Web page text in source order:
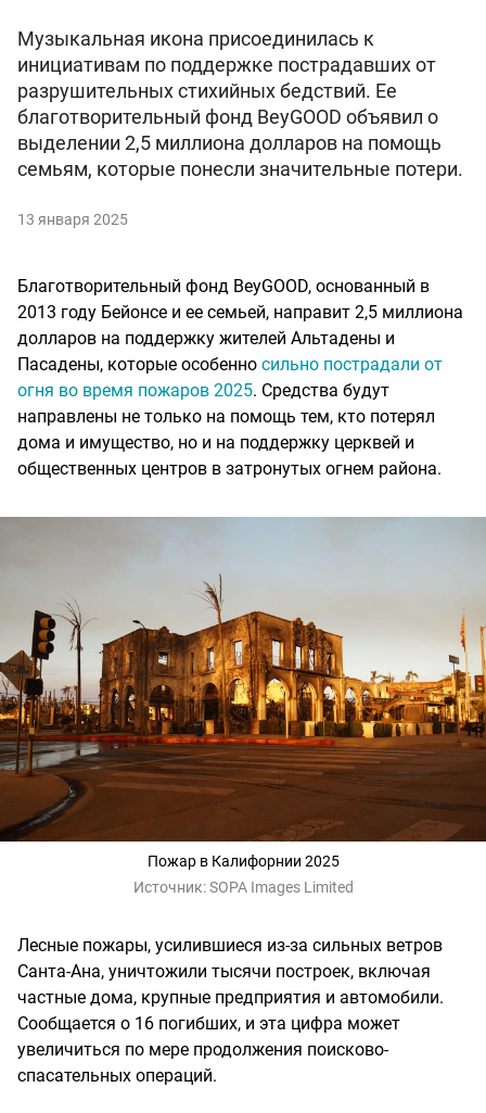
Музыкальная икона присоединилась к
инициативам по поддержке пострадавших от
разрушительных стихийных бедствий. Ее
благотворительный фонд BeyGOOD объявил о
выделении 2,5 миллиона долларов на помощь
семьям, которые понесли значительные потери.
13 января 2025
Благотворительный фонд BeyGOOD, основанный в
2013 году Бейонсе и ее семьей, направит 2,5 миллиона
долларов на поддержку жителей Альтадены и
Пасадены, которые особенно сильно пострадали от
огня во время пожаров 2025. Средства будут
направлены не только на помощь тем, кто потерял
дома и имущество, но и на поддержку церквей и
общественных центров в затронутых огнем района.
Пожар в Калифорнии 2025
Источник:SOPA Images Limited
Лесные пожары, усилившиеся из-за сильных ветров
Санта-Ана, уничтожили тысячи построек, включая
частные дома, крупные предприятия и автомобили.
Сообщается о 16 погибших, и эта цифра может
увеличиться по мере продолжения поисково-
спасательных операций.